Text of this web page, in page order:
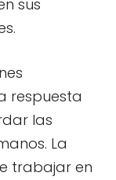
sus
respuesta
las
La
trabajar en